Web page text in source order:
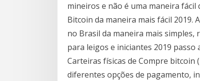
mineiros e não é uma maneira fácil
Bitcoin da maneira mais fácil 2019.
no Brasil da maneira mais
para leigos e iniciantes 2019 passo
Carteiras físicas de Compre bitcoin
diferentes opções de pagamento,